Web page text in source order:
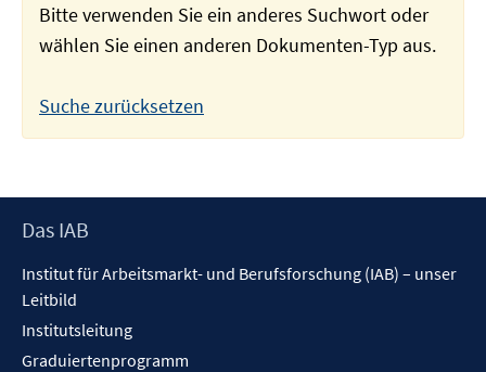
Bitte verwenden Sie ein anderes Suchwort oder
wählen Sie einen anderen Dokumenten-Typ aus.
Suche zurücksetzen
Footer
Das IAB
Institut für Arbeitsmarkt- und Berufsforschung (IAB) – unser
Leitbild
Institutsleitung
Graduiertenprogramm